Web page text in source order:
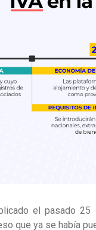
el pasado 25
que ya se había